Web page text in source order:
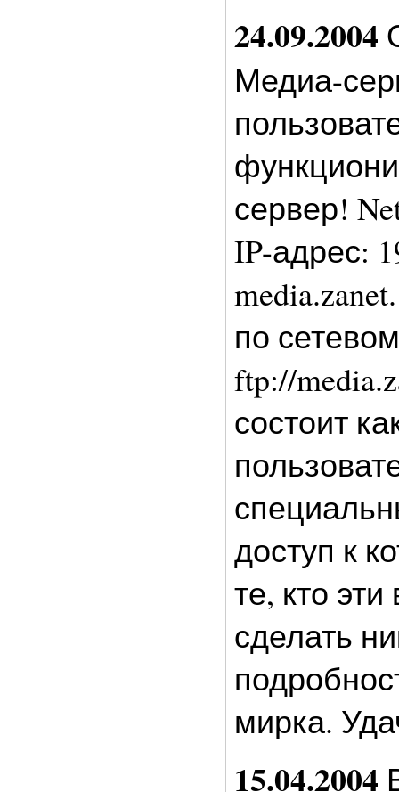
24.09.2004
Медиа-
сервер!
IP-адрес:
по
ftp://
состоит
доступ к
те, кто
сделать
мирка.
15.04.2004